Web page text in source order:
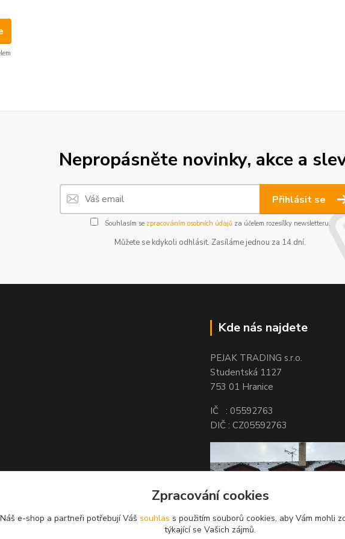
Nepropásněte novinky, akce a
Přihlásit se
Souhlasím se zpracováním osobních údajůza účelem rozesílky newsletteru.
Můžete se kdykoli odhlásit. Zasíláme jednou za 14 dní.
Kde nás najdete
PEJAK TRADING s.r.o.
Studentská 1127
753 01 Hranice
IČ : 05592763
DIČ : CZ05592763
Zpracování cookies
Náš e-shop a partneři potřebují Váš souhlas s použitím souborů cookies, aby Vám mohli
týkající se Vašich zájmů.